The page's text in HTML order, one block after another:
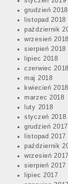
grudzień 2018
listopad 2018
październik
wrzesień 2018
sierpień 2018
lipiec 2018
czerwiec 2018
maj 2018
kwiecień 2018
marzec 2018
luty 2018
styczeń 2018
grudzień 2017
listopad 2017
październik
wrzesień 2017
sierpień 2017
lipiec 2017